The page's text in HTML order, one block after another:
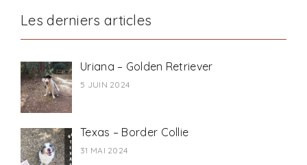
Les derniers articles
Uriana – Golden Retriever
5 JUIN 2024
Texas – Border Collie
31 MAI 2024